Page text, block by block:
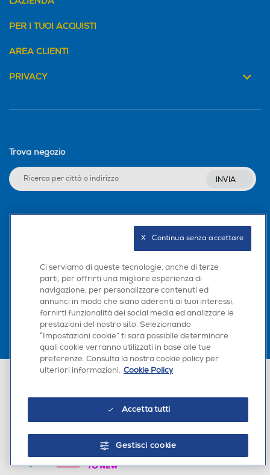
PER I TUOI ACQUISTI
AREA CLIENTI
PRIVACY
Trova negozio
INVIA
Scarica la nostra app
Euronics Italia SpA. Sede legale Via Montefeltro, 6/a 20156 Milano
Ci serviamo di queste tecnologie, anche di terze
parti, per offrirti una migliore esperienza di
navigazione, per personalizzare contenuti ed
annunci in modo che siano aderenti ai tuoi interessi,
fornirti funzionalità dei social media ed analizzare le
prestazioni del nostro sito. Selezionando
“Impostazioni cookie” ti sarà possibile determinare
quali cookie verranno utilizzati in base alle tue
preferenze. Consulta la nostra cookie policy per
ulteriori informazioni. Cookie Policy
Accetta tutti
Gestisci cookie
X   Continua senza accettare